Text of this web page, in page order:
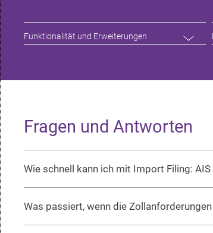
Funktionalität und Erweiterungen
Fragen und Antworten
Wie schnell kann ich mit Import Filing:
Was passiert, wenn die